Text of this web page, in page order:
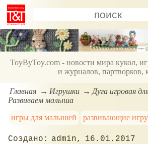
ToyByToy.com - новости мира кукол,
и журналов, партворков,
Главная Игрушки
Дуга игровая
Развиваем малыша
игры для малышей
развивающие
admin 16.01.2017